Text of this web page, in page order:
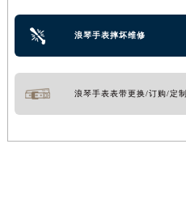
浪琴手表摔坏维修
浪琴手表表带更换/订购/定制